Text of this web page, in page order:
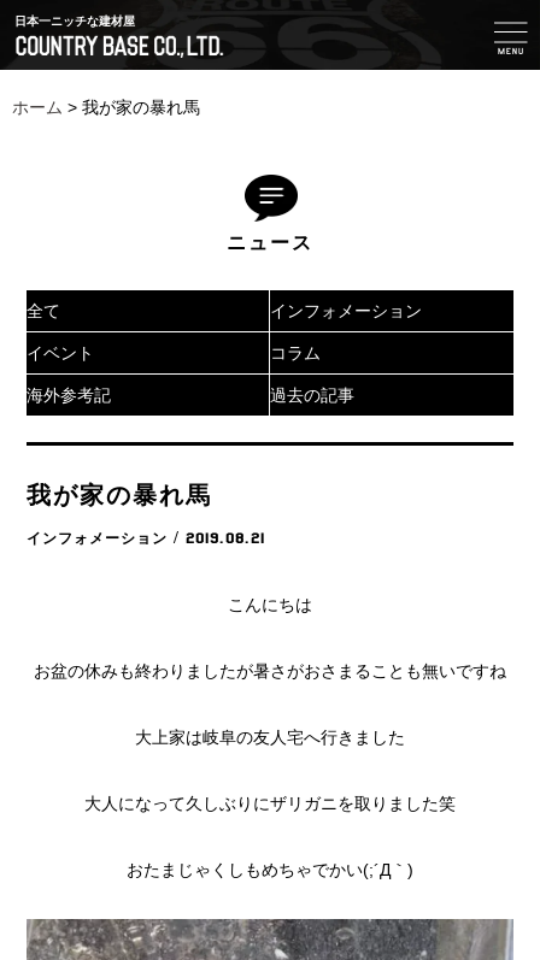
日本一ニッチな建材屋
ホーム > 我が家の暴れ馬
ニュース
全て インフォメーション
イベント コラム
海外参考記 過去の記事
我が家の暴れ馬
インフォメーション / 2019.08.21
こんにちは
お盆の休みも終わりましたが暑さがおさまることも無いですね
大上家は岐阜の友人宅へ行きました
大人になって久しぶりにザリガニを取りました笑
おたまじゃくしもめちゃでかい(;´Д｀)